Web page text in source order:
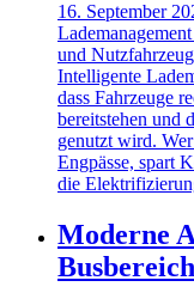
16. September
und
Intelligente
dass Fahrzeuge
bereitstehen und
genutzt wird.
Engpässe, spart
die
Moderne
Busbereich